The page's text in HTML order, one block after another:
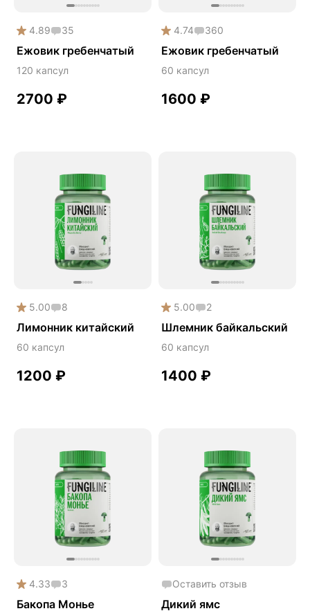
Здоровье почек
Йохимбе
Каштан конский
Китайский кордицепс
Кордицепс
Либидо
Лимонник китайский
Майтаке
Мужское здоровье
Наборы
Острое зрение
Помощь при аллергии
Природный антибиотик
Пробиотики Психобиом
Продуктивность
Противовирусное
Противовоспалительное
Расторопша
СДВГ
4.89 35
Ежовик гребенчатый
120 капсул
2700 ₽
4.74 360
Ежовик гребенчатый
60 капсул
1600 ₽
5.00 8
Лимонник китайский
60 капсул
1200 ₽
5.00 2
Шлемник байкальский
60 капсул
1400 ₽
4.33 3
Бакопа Монье
Оставить отзыв
Дикий ямс